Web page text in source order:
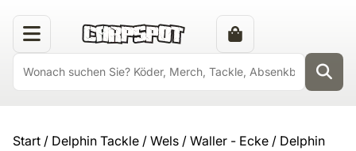
Start / Delphin Tackle / Wels / Waller - Ecke / Delphin